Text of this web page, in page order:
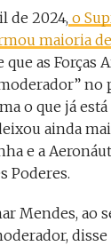
de 2024,o
maioria
as Forças
no
o que já
ainda
e a
Poderes.
Mendes, ao
disse